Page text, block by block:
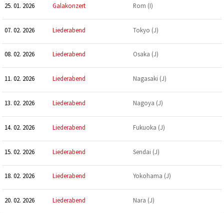
25. 01. 2026 Galakonzert Rom (I)
07. 02. 2026 Liederabend Tokyo (J)
08. 02. 2026 Liederabend Osaka (J)
11. 02. 2026 Liederabend Nagasaki (J)
13. 02. 2026 Liederabend Nagoya (J)
14. 02. 2026 Liederabend Fukuoka (J)
15. 02. 2026 Liederabend Sendai (J)
18. 02. 2026 Liederabend Yokohama (J)
20. 02. 2026 Liederabend Nara (J)